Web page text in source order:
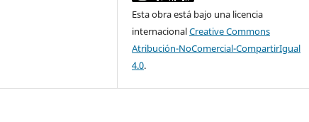
Esta obra está bajo una licencia
internacionalCreative Commons
Atribución-NoComercial-CompartirIgual
4.0.